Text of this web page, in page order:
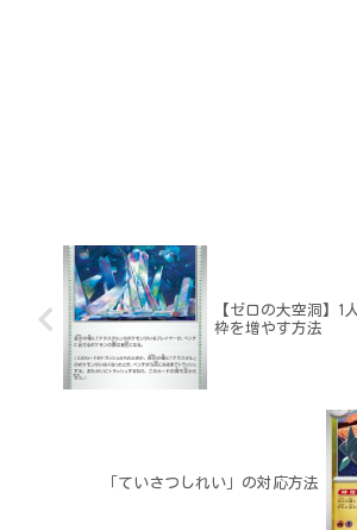
【ゼロの大空洞】1
枠を増やす方法
「ていさつしれい」の対応方法